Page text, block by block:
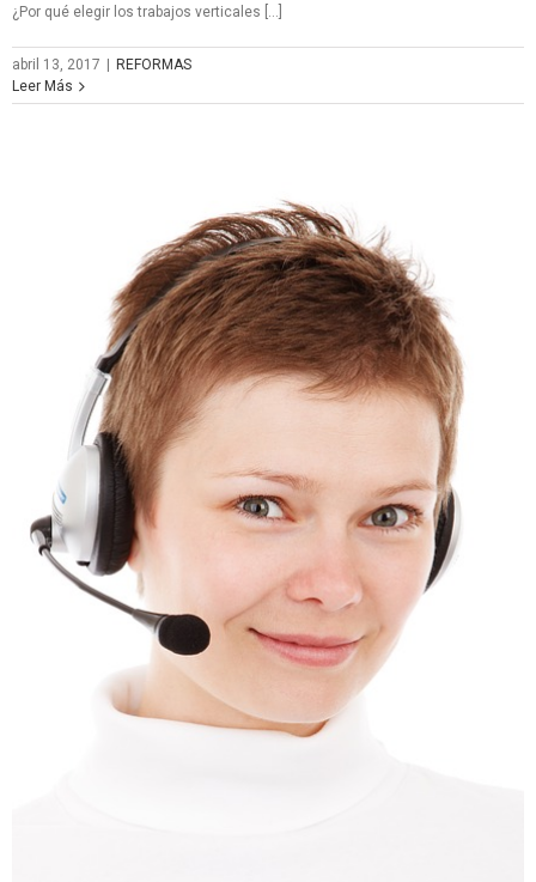
¿Por qué elegir los trabajos verticales […]
abril 13, 2017 | REFORMAS
Leer Más